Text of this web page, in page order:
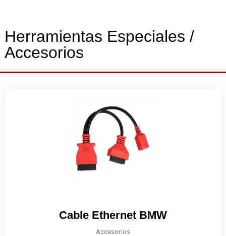
Herramientas Especiales /
Accesorios
Cable Ethernet BMW
Accesorios